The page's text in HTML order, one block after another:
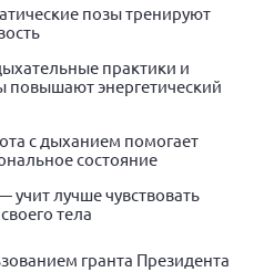
Г.М.
2025
2025
2024
2022
2021
позы тренируют
практики и
повышают энергетический
с дыханием помогает
состояние
учит лучше чувствовать
тела
гранта Президента